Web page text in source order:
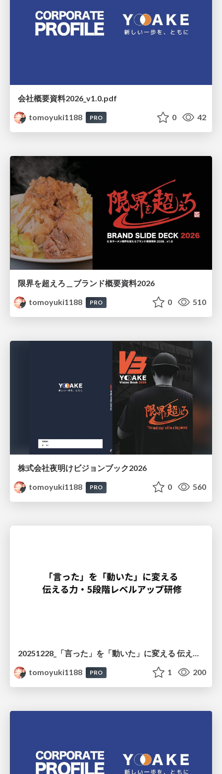
会社概要資料2026_v1.0.pdf
tomoyuki1188
PRO 0 42
限界を超えろ＿ブランド概要資料2026
tomoyuki1188
PRO 0 510
株式会社夜明けビジョンブック2026
tomoyuki1188
PRO 0 560
20251228_「言った」を「動いた」に変える 伝える力・5段階レベルアップ研修_社内研修資料
tomoyuki1188
PRO 1 200